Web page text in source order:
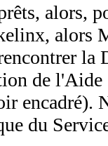
alors,
alors
la
de l'Aide
encadré).
du